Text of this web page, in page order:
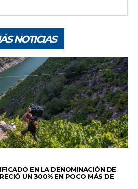
NOTICIAS
EN LA DENOMINACIÓN DE
UN 300% EN POCO MÁS DE